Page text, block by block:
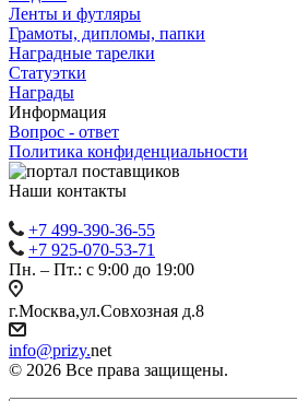
Ленты и футляры
Грамоты, дипломы, папки
Наградные тарелки
Статуэтки
Награды
Информация
Вопрос - ответ
Политика конфиденциальности
Наши контакты
+7 499-390-36-55
+7 925-070-53-71
Пн. – Пт.: с 9:00 до 19:00
г.Москва,ул.Совхозная д.8
info@prizy.net
© 2026 Все права защищены.